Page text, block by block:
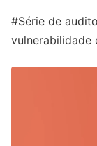
#Série de